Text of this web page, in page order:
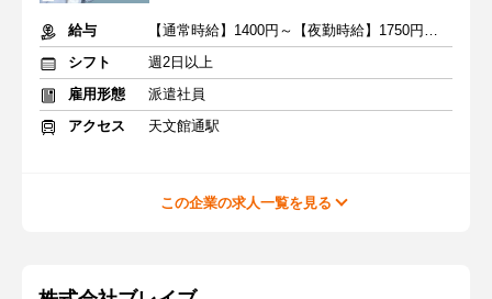
給与
【通常時給】1400円～【夜勤時給】1750円～ ＋交通費
シフト
週2日以上
雇用形態
派遣社員
アクセス
天文館通駅
この企業の求人一覧を見る